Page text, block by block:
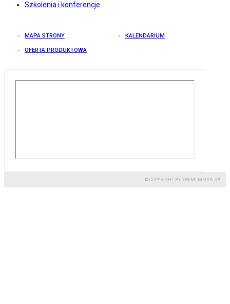
Szkolenia i konferencje
MAPA STRONY KALENDARIUM
OFERTA PRODUKTOWA
© COPYRIGHT BY GREMI MEDIA SA